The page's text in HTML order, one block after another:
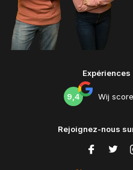
9,4 Wij
Rejoignez-nous